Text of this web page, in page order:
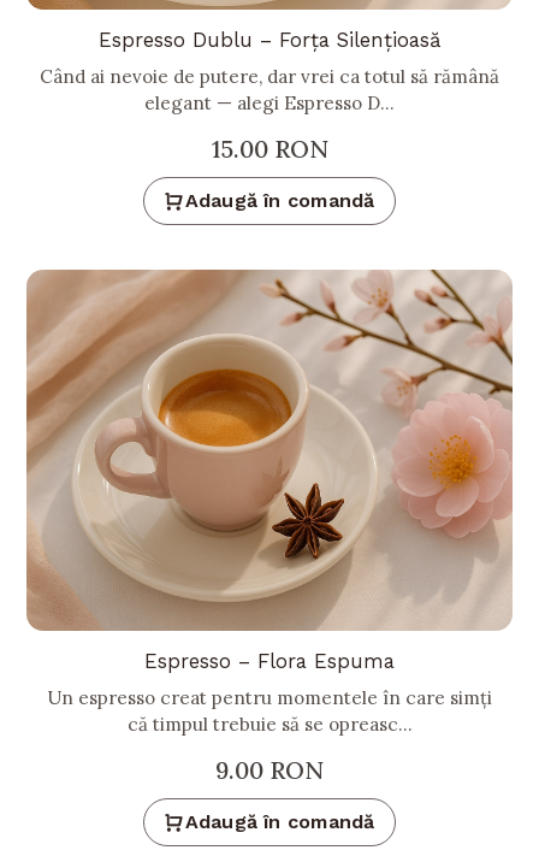
Espresso Dublu – Forța Silențioasă
Când ai nevoie de putere, dar vrei ca totul să rămână
elegant — alegi Espresso D...
15.00RON
Adaugă în comandă
Espresso – Flora Espuma
Un espresso creat pentru momentele în care simți
că timpul trebuie să se opreasc...
9.00 RON
Adaugă în comandă